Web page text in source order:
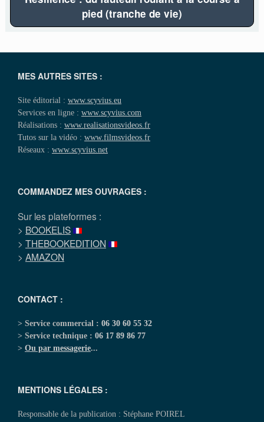
pied (tranche de vie)
MES AUTRES SITES :
Site éditorial : www.scyvius.eu
Services en ligne : www.scyvius.com
Réalisations : www.realisationsvideos.fr
Tutos sur la vidéo : www.filmsvideos.fr
Réseaux : www.scyvius.net
COMMANDEZ MES OUVRAGES :
Sur les plateformes :
> BOOKELIS
> THEBOOKEDITION
> AMAZON
CONTACT :
> Service commercial : 06 30 60 55 32
> Service technique : 06 17 89 86 77
> Ou par messagerie...
MENTIONS LÉGALES :
Responsable de la publication : Stéphane POIREL